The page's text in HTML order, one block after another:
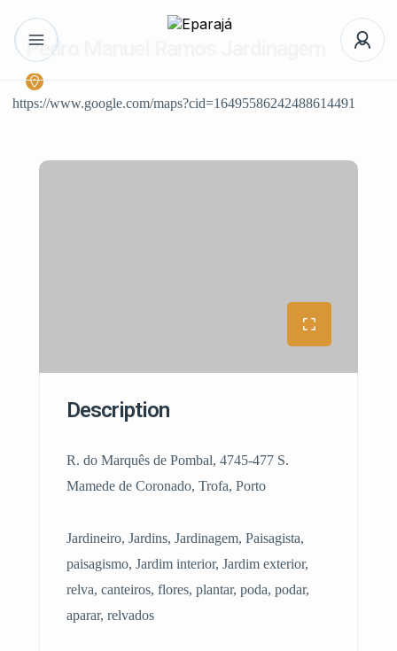
Pedro Manuel Ramos Jardinagem
https://www.google.com/maps?cid=16495586242488614491
Description
R. do Marquês de Pombal, 4745-477 S.
Mamede de Coronado, Trofa, Porto
Jardineiro, Jardins, Jardinagem, Paisagista,
paisagismo, Jardim interior, Jardim exterior,
relva, canteiros, flores, plantar, poda, podar,
aparar, relvados